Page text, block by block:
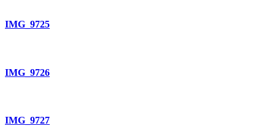
IMG_9725
IMG_9726
IMG_9727